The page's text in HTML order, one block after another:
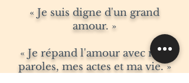
« Je suis digne d'un grand
amour. »
« Je répand l'amour avec mes
paroles, mes actes et ma vie. »